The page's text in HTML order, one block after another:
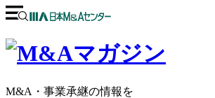
M&A・事業承継の情報を